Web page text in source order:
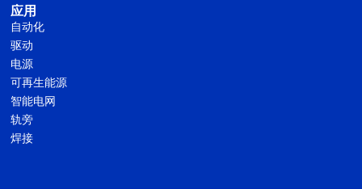
应用
自动化
驱动
电源
可再生能源
智能电网
轨旁
焊接